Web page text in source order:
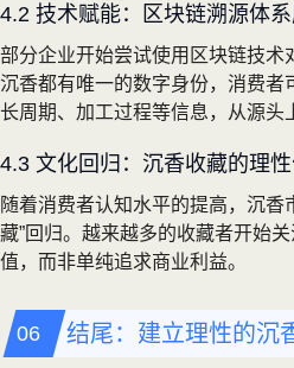
4.2 技术赋能：区块链溯源体系
部分企业开始尝试使用区块链技术
沉香都有唯一的数字身份，消费者
长周期、加工过程等信息，从源头
4.3 文化回归：沉香收藏的理
随着消费者认知水平的提高，沉香
藏”回归。越来越多的收藏者开始
值，而非单纯追求商业利益。
结尾：建立理性的沉